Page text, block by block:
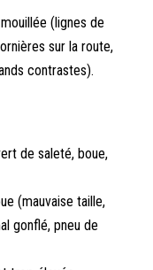
(lignes de
sur la route,
contrastes).
de saleté, boue,
(mauvaise taille,
gonflé, pneu de